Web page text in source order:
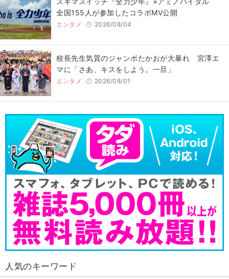
全国155人が参加したコラボMV公開
エンタメ 2026/08/04
校長先生気質のジャンボたかおが大暴れ 宮澤エ
マに「さあ、キスをしよう。一旦」
エンタメ 2026/08/01
人気のキーワード